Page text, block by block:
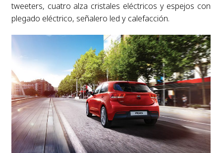
tweeters, cuatro alza cristales eléctricos y espejos con
plegado eléctrico, señalero led y calefacción.